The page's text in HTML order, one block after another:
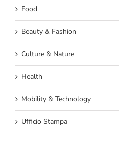
Food
Beauty & Fashion
Culture & Nature
Health
Mobility & Technology
Ufficio Stampa